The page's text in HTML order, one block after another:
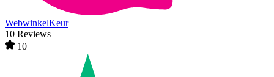
WebwinkelKeur
10 Reviews
10